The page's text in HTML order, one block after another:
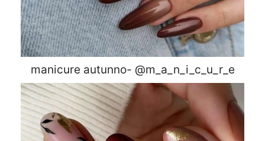
manicure autunno- @m_a_n_i_c_u_r_e